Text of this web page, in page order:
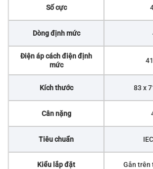
Số cực
Dòng định mức
Điện áp cách điện định
mức
Kích thước 83 x
Cân nặng
Tiêu chuẩn
Kiểu lắp đặt Gắn trên